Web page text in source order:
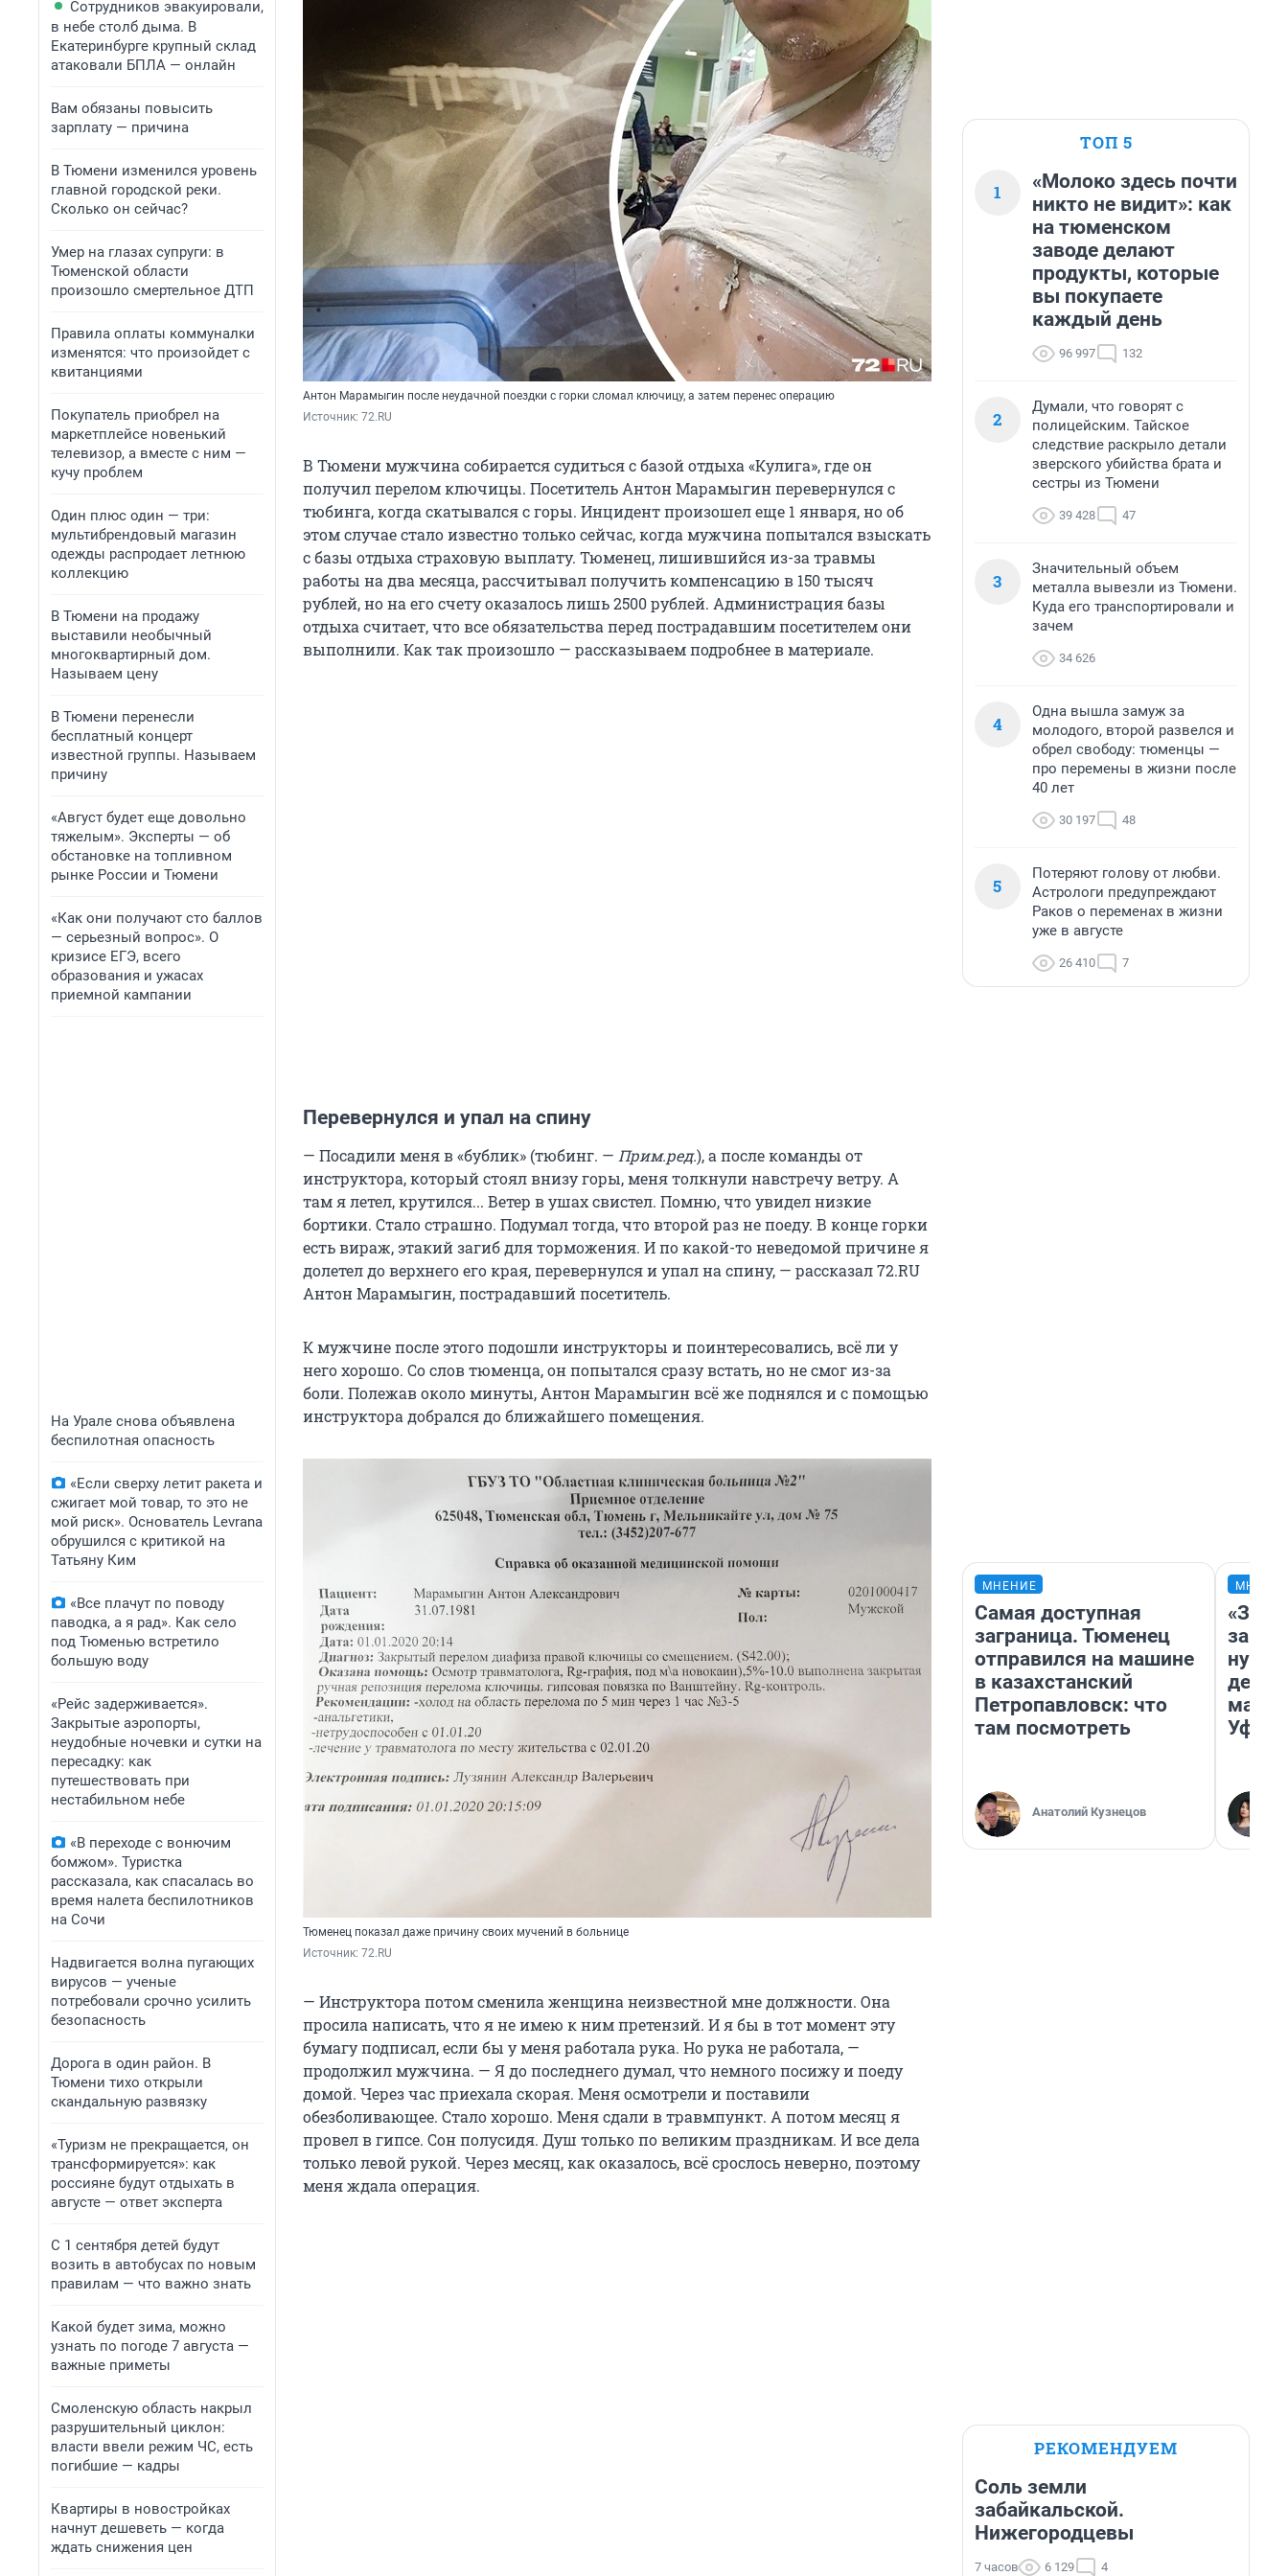
Сотрудников эвакуировали,
в небе столб дыма. В
Екатеринбурге крупный склад
атаковали БПЛА — онлайн
Вам обязаны повысить
зарплату — причина
В Тюмени изменился уровень
главной городской реки.
Сколько он сейчас?
Умер на глазах супруги: в
Тюменской области
произошло смертельное ДТП
Правила оплаты коммуналки
изменятся: что произойдет с
квитанциями
Покупатель приобрел на
маркетплейсе новенький
телевизор, а вместе с ним —
кучу проблем
Один плюс один — три:
мультибрендовый магазин
одежды распродает летнюю
коллекцию
В Тюмени на продажу
выставили необычный
многоквартирный дом.
Называем цену
В Тюмени перенесли
бесплатный концерт
известной группы. Называем
причину
«Август будет еще довольно
тяжелым». Эксперты — об
обстановке на топливном
рынке России и Тюмени
«Как они получают сто баллов
— серьезный вопрос». О
кризисе ЕГЭ, всего
образования и ужасах
приемной кампании
На Урале снова объявлена
беспилотная опасность
«Если сверху летит ракета и
сжигает мой товар, то это не
мой риск». Основатель Levrana
обрушился с критикой на
Татьяну Ким
«Все плачут по поводу
паводка, а я рад». Как село
под Тюменью встретило
большую воду
«Рейс задерживается».
Закрытые аэропорты,
неудобные ночевки и сутки на
пересадку: как
путешествовать при
нестабильном небе
«В переходе с вонючим
бомжом». Туристка
рассказала, как спасалась во
время налета беспилотников
на Сочи
Надвигается волна пугающих
вирусов — ученые
потребовали срочно усилить
безопасность
Дорога в один район. В
Тюмени тихо открыли
скандальную развязку
«Туризм не прекращается, он
трансформируется»: как
россияне будут отдыхать в
августе — ответ эксперта
С 1 сентября детей будут
возить в автобусах по новым
правилам — что важно знать
Какой будет зима, можно
узнать по погоде 7 августа —
важные приметы
Смоленскую область накрыл
разрушительный циклон:
власти ввели режим ЧС, есть
погибшие — кадры
Квартиры в новостройках
начнут дешеветь — когда
ждать снижения цен
Антон Марамыгин после неудачной поездки с горки сломал ключицу, а затем перенес операцию
Источник: 72.RU
В Тюмени мужчина собирается судиться с базой отдыха «Кулига», где он
получил перелом ключицы. Посетитель Антон Марамыгин перевернулся с
тюбинга, когда скатывался с горы. Инцидент произошел еще 1 января, но об
этом случае стало известно только сейчас, когда мужчина попытался взыскать
с базы отдыха страховую выплату. Тюменец, лишившийся из-за травмы
работы на два месяца, рассчитывал получить компенсацию в 150 тысяч
рублей, но на его счету оказалось лишь 2500 рублей. Администрация базы
отдыха считает, что все обязательства перед пострадавшим посетителем они
выполнили. Как так произошло — рассказываем подробнее в материале.
Перевернулся и упал на спину
— Посадили меня в «бублик» (тюбинг. — Прим.ред.), а после команды от
инструктора, который стоял внизу горы, меня толкнули навстречу ветру. А
там я летел, крутился... Ветер в ушах свистел. Помню, что увидел низкие
бортики. Стало страшно. Подумал тогда, что второй раз не поеду. В конце горки
есть вираж, этакий загиб для торможения. И по какой-то неведомой причине я
долетел до верхнего его края, перевернулся и упал на спину, — рассказал 72.RU
Антон Марамыгин, пострадавший посетитель.
К мужчине после этого подошли инструкторы и поинтересовались, всё ли у
него хорошо. Со слов тюменца, он попытался сразу встать, но не смог из-за
боли. Полежав около минуты, Антон Марамыгин всё же поднялся и с помощью
инструктора добрался до ближайшего помещения.
Тюменец показал даже причину своих мучений в больнице
Источник: 72.RU
— Инструктора потом сменила женщина неизвестной мне должности. Она
просила написать, что я не имею к ним претензий. И я бы в тот момент эту
бумагу подписал, если бы у меня работала рука. Но рука не работала, —
продолжил мужчина. — Я до последнего думал, что немного посижу и поеду
домой. Через час приехала скорая. Меня осмотрели и поставили
обезболивающее. Стало хорошо. Меня сдали в травмпункт. А потом месяц я
провел в гипсе. Сон полусидя. Душ только по великим праздникам. И все дела
только левой рукой. Через месяц, как оказалось, всё срослось неверно, поэтому
меня ждала операция.
ТОП 5
1
«Молоко здесь почти
никто не видит»: как
на тюменском
заводе делают
продукты, которые
вы покупаете
каждый день
96 997 132
2
Думали, что говорят с
полицейским. Тайское
следствие раскрыло детали
зверского убийства брата и
сестры из Тюмени
39 428 47
3
Значительный объем
металла вывезли из Тюмени.
Куда его транспортировали и
зачем
34 626
4
Одна вышла замуж за
молодого, второй развелся и
обрел свободу: тюменцы —
про перемены в жизни после
40 лет
30 197 48
5
Потеряют голову от любви.
Астрологи предупреждают
Раков о переменах в жизни
уже в августе
26 410 7
МНЕНИЕ
Самая доступная
заграница. Тюменец
отправился на машине
в казахстанский
Петропавловск: что
там посмотреть
Анатолий Кузнецов
дела
Уфа
РЕКОМЕНДУЕМ
Соль земли
забайкальской.
Нижегородцевы
7 часов 6 129 4